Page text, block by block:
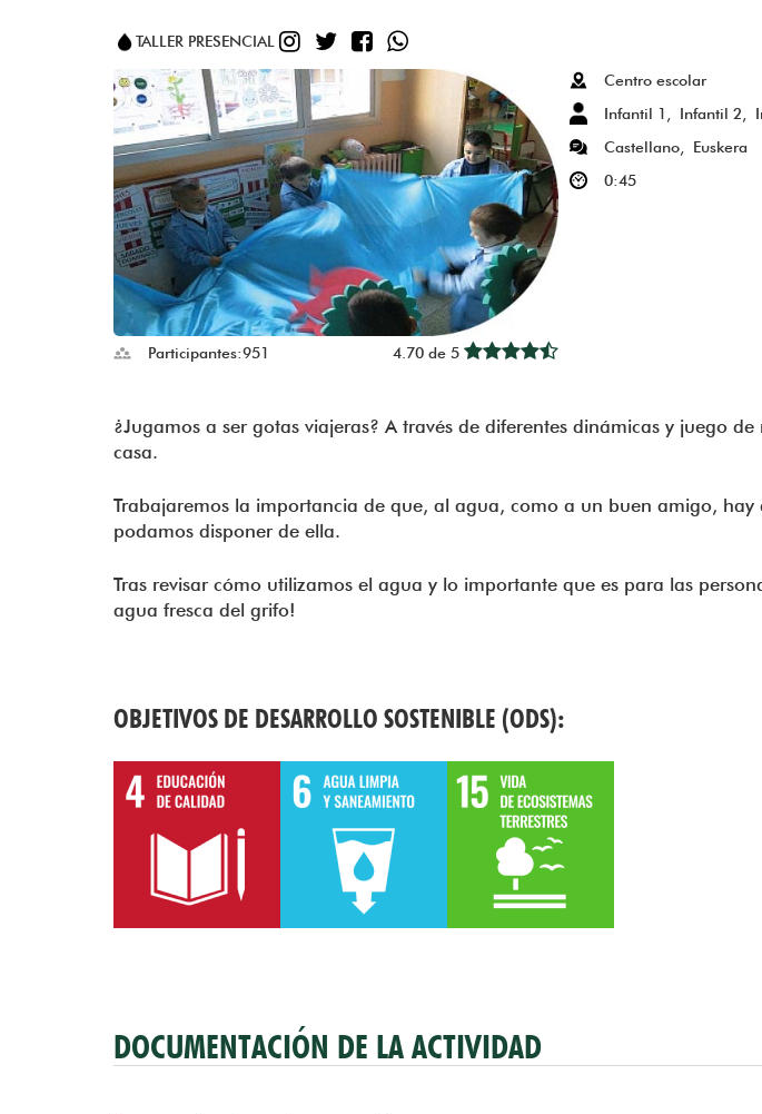
TALLER PRESENCIAL
Participantes:951 4.70 de 5
Centro escolar
Infantil 1
Infantil 2
Castellano
Euskera
0:45
¿Jugamos a ser gotas viajeras? A través de diferentes dinámicas y juego
casa.
Trabajaremos la importancia de que, al agua, como a un buen amigo,
podamos disponer de ella.
Tras revisar cómo utilizamos el agua y lo importante que es para las
agua fresca del grifo!
OBJETIVOS DE DESARROLLO SOSTENIBLE (ODS):
DOCUMENTACIÓN DE LA ACTIVIDAD